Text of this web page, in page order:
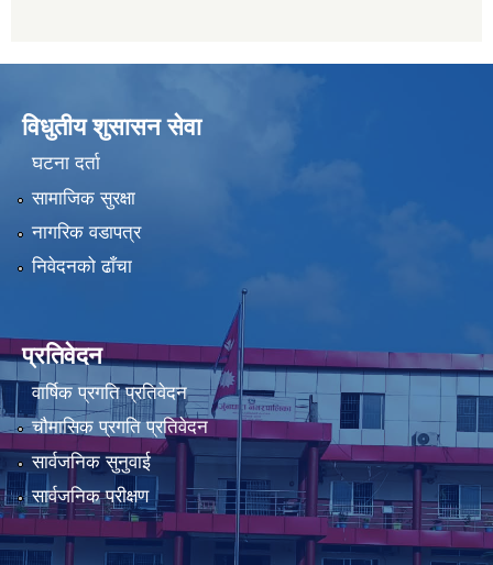
विधुतीय शुसासन सेवा
घटना दर्ता
सामाजिक सुरक्षा
नागरिक वडापत्र
निवेदनको ढाँचा
प्रतिवेदन
वार्षिक प्रगति प्रतिवेदन
चौमासिक प्रगति प्रतिवेदन
सार्वजनिक सुनुवाई
सार्वजनिक परीक्षण